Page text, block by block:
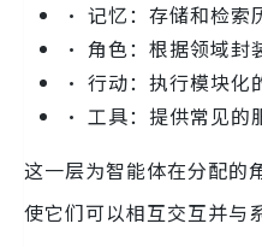
• 记忆：存储和检索
• 角色：根据领域封
• 行动：执行模块化
• 工具：提供常见的
这一层为智能体在分配的
使它们可以相互交互并与